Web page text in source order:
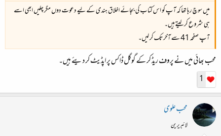
میں سوچ رہا تھا کہ آپ کو اس کتاب کی بجائے اخلاق ہندی کے لیے دعوت دوں مگر چلیں ابھی اسے
ہی شروع کر لیتے ہیں۔
آپ صفحہ 41 سے آخر تک کر لیں۔
محب بھائی میں نے پروف ریڈ کر کے گوگل ڈاکس پر اپڈیٹ کر دیئے ہیں۔
1
محب علوی
لائبریرین